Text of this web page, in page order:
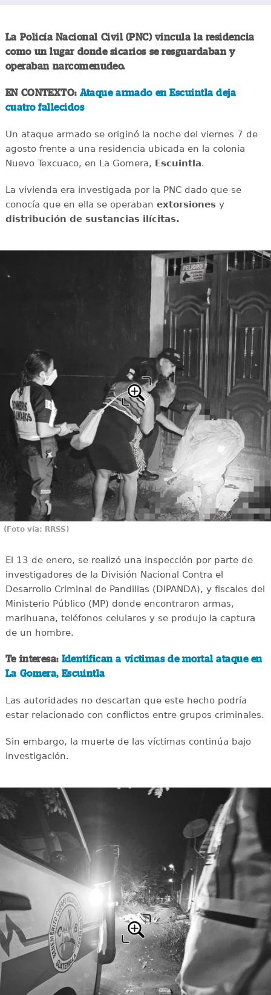
La Policía Nacional Civil (PNC) vincula la residencia
como un lugar donde sicarios se resguardaban y
operaban narcomenudeo.
EN CONTEXTO: Ataque armado en Escuintla deja
cuatro fallecidos
Un ataque armado se originó la noche del viernes 7 de
agosto frente a una residencia ubicada en la colonia
Nuevo Texcuaco, en La Gomera, Escuintla.
La vivienda era investigada por la PNC dado que se
conocía que en ella se operaban extorsionesy
distribución de sustancias ilícitas.
(Foto vía: RRSS)
El 13 de enero, se realizó una inspección por parte de
investigadores de la División Nacional Contra el
Desarrollo Criminal de Pandillas (DIPANDA), y fiscales del
Ministerio Público (MP) donde encontraron armas,
marihuana, teléfonos celulares y se produjo la captura
de un hombre.
Te interesa: Identifican a víctimas de mortal ataque en
La Gomera, Escuintla
Las autoridades no descartan que este hecho podría
estar relacionado con conflictos entre grupos criminales.
Sin embargo, la muerte de las víctimas continúa bajo
investigación.